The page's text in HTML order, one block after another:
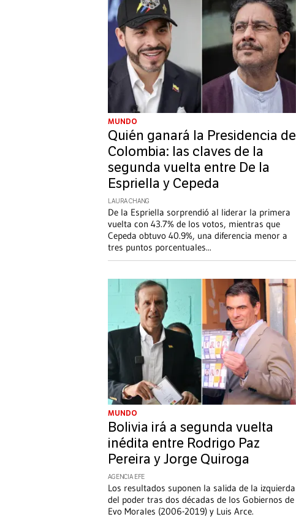
MUNDO
Quién ganará la Presidencia de
Colombia: las claves de la
segunda vuelta entre De la
Espriella y Cepeda
LAURA CHANG
De la Espriella sorprendió al liderar la primera
vuelta con 43.7% de los votos, mientras que
Cepeda obtuvo 40.9%, una diferencia menor a
tres puntos porcentuales...
MUNDO
Bolivia irá a segunda vuelta
inédita entre Rodrigo Paz
Pereira y Jorge Quiroga
AGENCIA EFE
Los resultados suponen la salida de la izquierda
del poder tras dos décadas de los Gobiernos de
Evo Morales (2006-2019) y Luis Arce.